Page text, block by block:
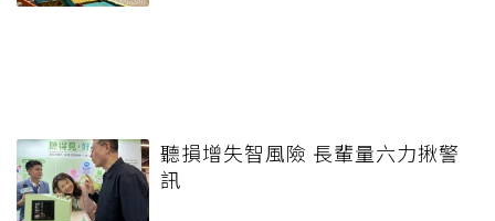
聽損增失智風險 長輩量六力揪警
訊